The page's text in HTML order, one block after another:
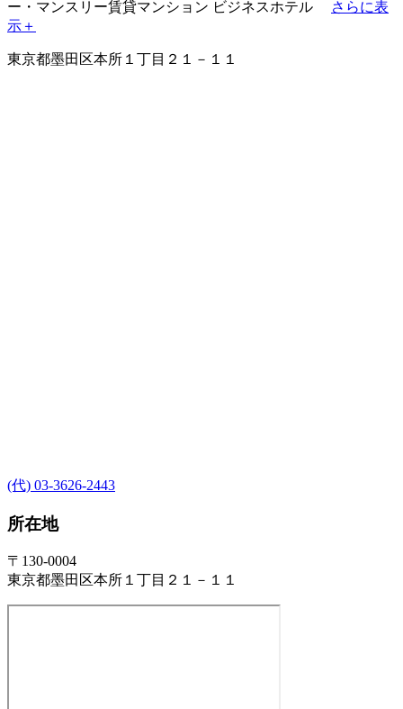
ー・マンスリー賃貸マンション ビジネスホテル
さらに表
示＋
東京都墨田区本所１丁目２１－１１
(代) 03-3626-2443
所在地
〒130-0004
東京都墨田区本所１丁目２１－１１